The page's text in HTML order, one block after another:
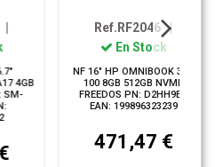
Ref.RF2046
|
En Stock
NF 16" HP OMNIBOOK 3 3-
100 8GB 512GB NVME
FREEDOS PN: D2HH9EA
EAN: 199896323239
471,47 €